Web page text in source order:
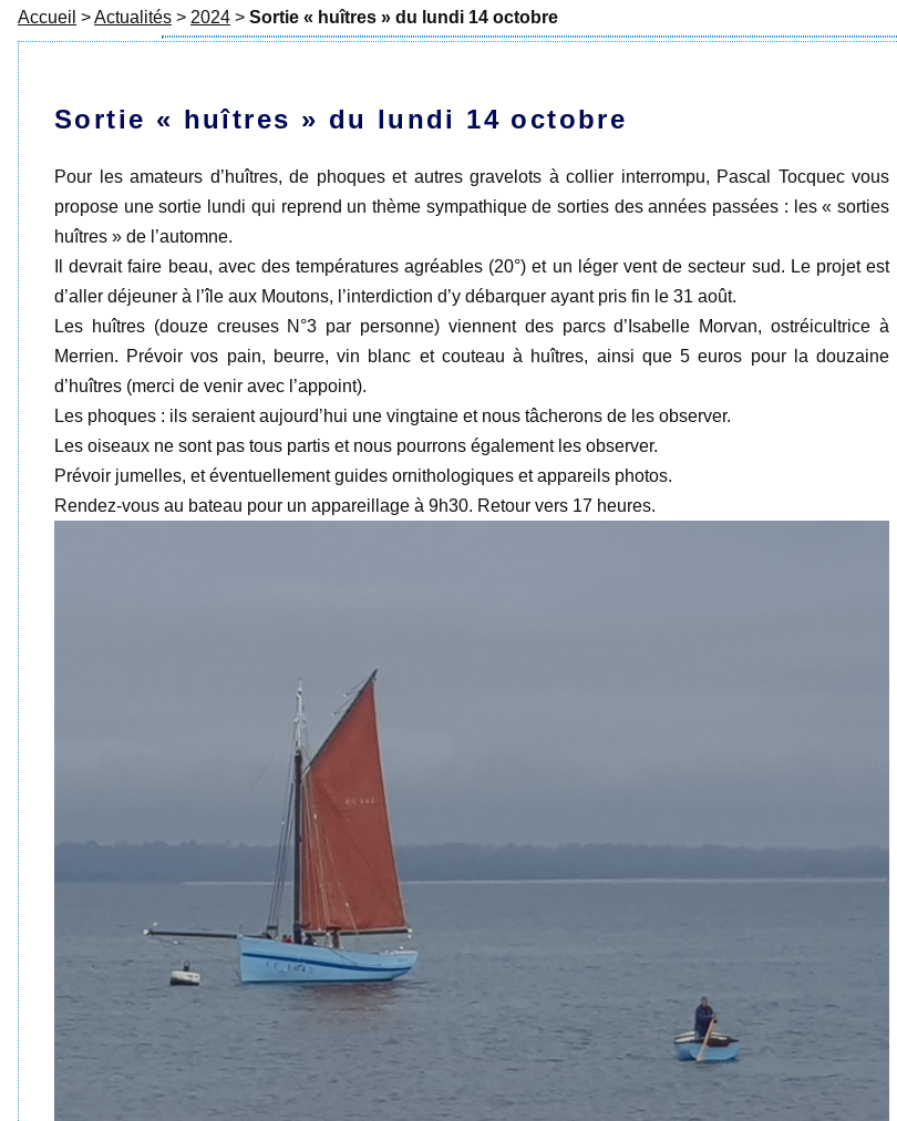
Accueil >Actualités > 2024 > Sortie « huîtres » du lundi 14 octobre
Sortie « huîtres » du lundi 14 octobre
Pour les amateurs d’huîtres, de phoques et autres gravelots à collier interrompu, Pascal Tocquec vous
propose une sortie lundi qui reprend un thème sympathique de sorties des années passées : les « sorties
huîtres » de l’automne.
Il devrait faire beau, avec des températures agréables (20°) et un léger vent de secteur sud. Le projet est
d’aller déjeuner à l’île aux Moutons, l’interdiction d’y débarquer ayant pris fin le 31 août.
Les huîtres (douze creuses N°3 par personne) viennent des parcs d’Isabelle Morvan, ostréicultrice à
Merrien. Prévoir vos pain, beurre, vin blanc et couteau à huîtres, ainsi que 5 euros pour la douzaine
d’huîtres (merci de venir avec l’appoint).
Les phoques : ils seraient aujourd’hui une vingtaine et nous tâcherons de les observer.
Les oiseaux ne sont pas tous partis et nous pourrons également les observer.
Prévoir jumelles, et éventuellement guides ornithologiques et appareils photos.
Rendez-vous au bateau pour un appareillage à 9h30. Retour vers 17 heures.